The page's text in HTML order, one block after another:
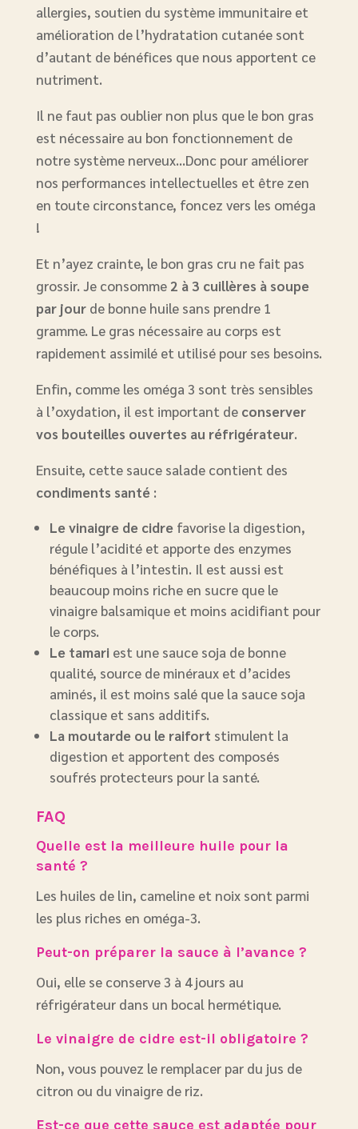
allergies, soutien du système immunitaire et
amélioration de l’hydratation cutanée sont
d’autant de bénéfices que nous apportent ce
nutriment.
Il ne faut pas oublier non plus que le bon gras
est nécessaire au bon fonctionnement de
notre système nerveux…Donc pour améliorer
nos performances intellectuelles et être zen
en toute circonstance, foncez vers les oméga
!
Et n’ayez crainte, le bon gras cru ne fait pas
grossir. Je consomme 2 à 3 cuillères à soupe
par jourde bonne huile sans prendre 1
gramme. Le gras nécessaire au corps est
rapidement assimilé et utilisé pour ses besoins.
Enfin, comme les oméga 3 sont très sensibles
à l’oxydation, il est important deconserver
vos bouteilles ouvertes au réfrigérateur.
Ensuite, cette sauce salade contient des
condiments santé :
Le vinaigre de cidre favorise la digestion,
régule l’acidité et apporte des enzymes
bénéfiques à l’intestin. Il est aussi est
beaucoup moins riche en sucre que le
vinaigre balsamique et moins acidifiant pour
le corps.
Le tamari est une sauce soja de bonne
qualité, source de minéraux et d’acides
aminés, il est moins salé que la sauce soja
classique et sans additifs.
La moutarde ou le raifort stimulent la
digestion et apportent des composés
soufrés protecteurs pour la santé.
FAQ
Quelle est la meilleure huile pour la
santé ?
Les huiles de lin, cameline et noix sont parmi
les plus riches en oméga-3.
Peut-on préparer la sauce à l’avance ?
Oui, elle se conserve 3 à 4 jours au
réfrigérateur dans un bocal hermétique.
Le vinaigre de cidre est-il obligatoire ?
Non, vous pouvez le remplacer par du jus de
citron ou du vinaigre de riz.
Est-ce que cette sauce est adaptée pour